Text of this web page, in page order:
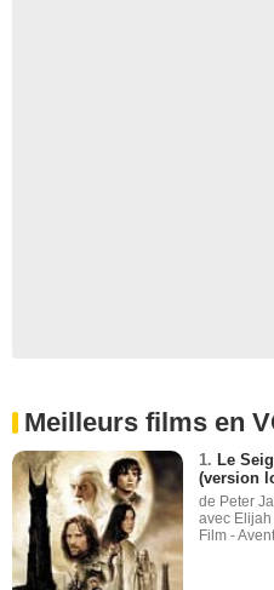
Meilleurs films en
1. Le
(version
de Peter
avec
Film -